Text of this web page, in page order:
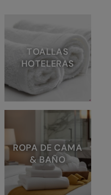
TOALLAS
HOTELERAS
ROPA DE CAMA
& BAÑO